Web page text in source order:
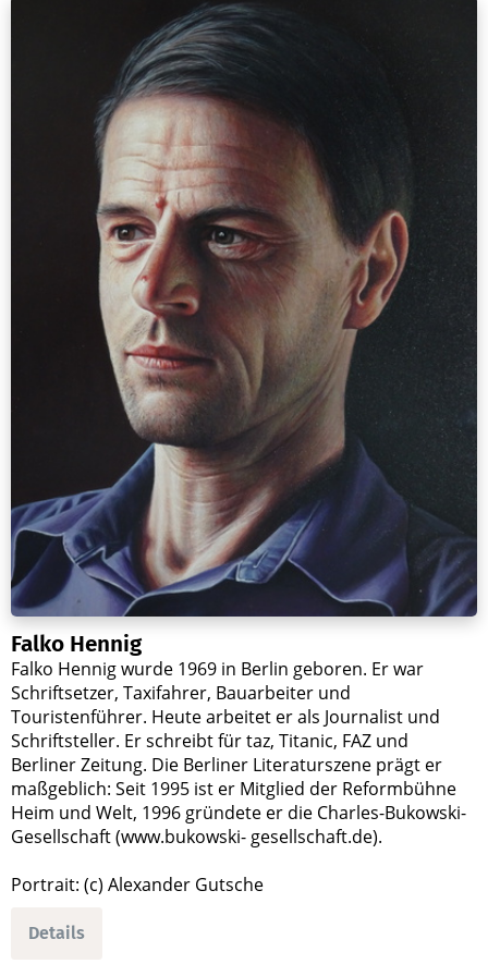
Falko Hennig
Falko Hennig wurde 1969 in Berlin geboren. Er war
Schriftsetzer, Taxifahrer, Bauarbeiter und
Touristenführer. Heute arbeitet er als Journalist und
Schriftsteller. Er schreibt für taz, Titanic, FAZ und
Berliner Zeitung. Die Berliner Literaturszene prägt er
maßgeblich: Seit 1995 ist er Mitglied der Reformbühne
Heim und Welt, 1996 gründete er die Charles-Bukowski-
Gesellschaft (www.bukowski- gesellschaft.de).
Portrait: (c) Alexander Gutsche
Details